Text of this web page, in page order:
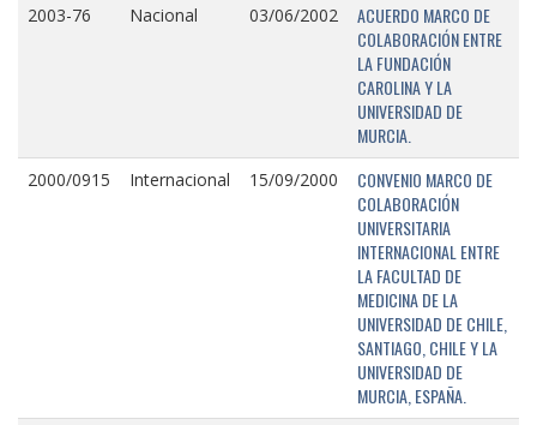
2003-76 Nacional 03/06/2002
ACUERDO MARCO DE
COLABORACIÓN ENTRE
LA FUNDACIÓN
CAROLINA Y LA
UNIVERSIDAD DE
MURCIA.
2000/0915 Internacional 15/09/2000
CONVENIO MARCO DE
COLABORACIÓN
UNIVERSITARIA
INTERNACIONAL ENTRE
LA FACULTAD DE
MEDICINA DE LA
UNIVERSIDAD DE CHILE,
SANTIAGO, CHILE Y LA
UNIVERSIDAD DE
MURCIA, ESPAÑA.